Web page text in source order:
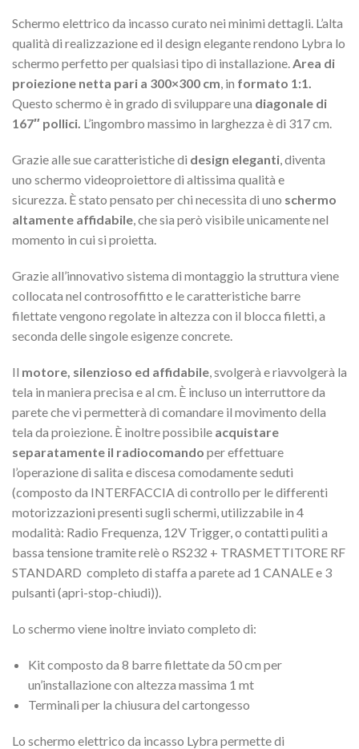
Schermo elettrico da incasso curato nei minimi dettagli. L’alta
qualità di realizzazione ed il design elegante rendono Lybra lo
schermo perfetto per qualsiasi tipo di installazione. Area di
proiezione netta pari a 300×300 cm , in formato 1:1.
Questo schermo è in grado di sviluppare una diagonale di
167″ pollici. L’ingombro massimo in larghezza è di 317 cm.
Grazie alle sue caratteristiche di design eleganti , diventa
uno schermo videoproiettore di altissima qualità e
sicurezza. È stato pensato per chi necessita di uno schermo
altamente affidabile , che sia però visibile unicamente nel
momento in cui si proietta.
Grazie all’innovativo sistema di montaggio la struttura viene
collocata nel controsoffitto e le caratteristiche barre
filettate vengono regolate in altezza con il blocca filetti, a
seconda delle singole esigenze concrete.
Il motore, silenzioso ed affidabile , svolgerà e riavvolgerà la
tela in maniera precisa e al cm. È incluso un interruttore da
parete che vi permetterà di comandare il movimento della
tela da proiezione. È inoltre possibile acquistare
separatamente il radiocomando per effettuare
l’operazione di salita e discesa comodamente seduti
(composto da INTERFACCIA di controllo per le differenti
motorizzazioni presenti sugli schermi, utilizzabile in 4
modalità: Radio Frequenza, 12V Trigger, o contatti puliti a
bassa tensione tramite relè o RS232 + TRASMETTITORE RF
STANDARD completo di staffa a parete ad 1 CANALE e 3
pulsanti (apri-stop-chiudi)).
Lo schermo viene inoltre inviato completo di:
Kit composto da 8 barre filettate da 50 cm per
un’installazione con altezza massima 1 mt
Terminali per la chiusura del cartongesso
Lo schermo elettrico da incasso Lybra permette di